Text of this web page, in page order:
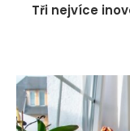
Tři nejvíce